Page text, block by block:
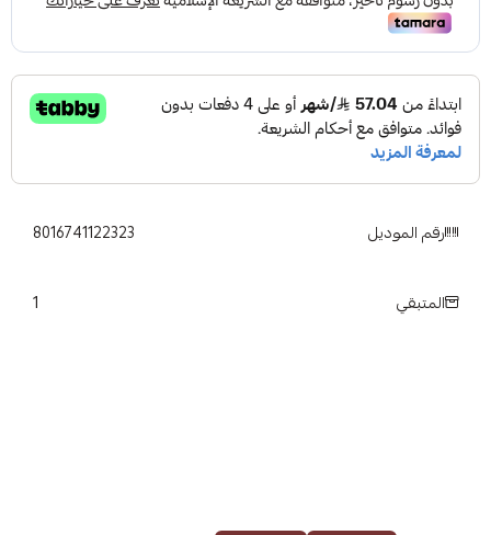
رقم الموديل 8016741122323
المتبقي 1